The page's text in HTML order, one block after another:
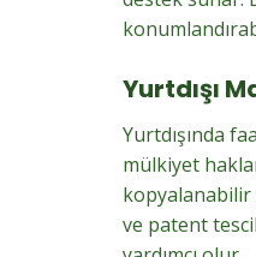
Yurtdışı
Yurtdışında
mülkiyet
kopyalanabilir
ve patent